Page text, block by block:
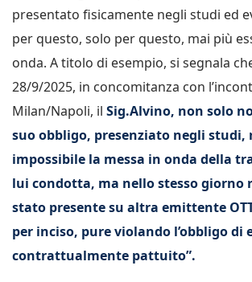
presentato fisicamente negli studi ed
per questo, solo per questo, mai più
onda. A titolo di esempio, si segnala
28/9/2025, in concomitanza con
Milan/Napoli, il Sig.Alvino, non solo
suo obbligo, presenziato negli studi,
impossibile la messa in onda della
lui condotta, ma nello stesso giorno
stato presente su altra emittente
per inciso, pure violando l’obbligo di
contrattualmente pattuito”.